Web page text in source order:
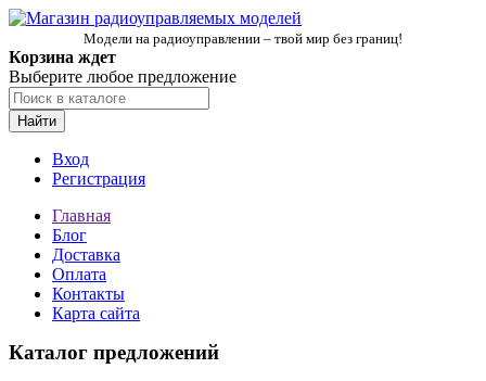
Модели на радиоуправлении – твой мир без границ!
Корзина ждет
Выберите любое предложение
Найти
Вход
Регистрация
Главная
Блог
Доставка
Оплата
Контакты
Карта сайта
Каталог предложений